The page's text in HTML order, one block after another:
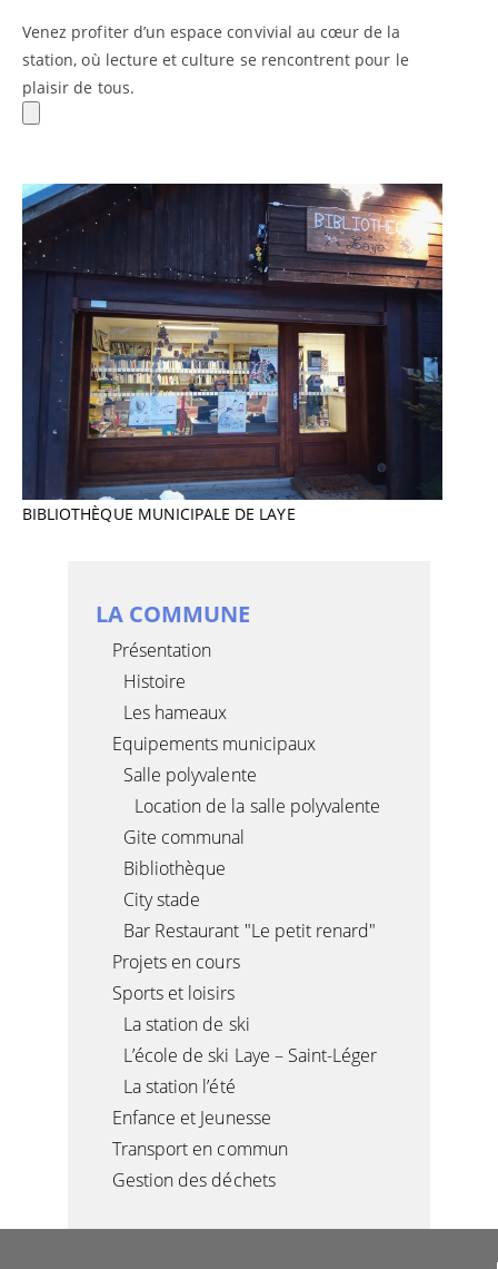
Venez profiter d’un espace convivial au cœur de la
station, où lecture et culture se rencontrent pour le
plaisir de tous.
BIBLIOTHÈQUE MUNICIPALE DE LAYE
LA COMMUNE
Présentation
Histoire
Les hameaux
Equipements municipaux
Salle polyvalente
Location de la salle polyvalente
Gite communal
Bibliothèque
City stade
Bar Restaurant "Le petit renard"
Projets en cours
Sports et loisirs
La station de ski
L’école de ski Laye – Saint-Léger
La station l’été
Enfance et Jeunesse
Transport en commun
Gestion des déchets